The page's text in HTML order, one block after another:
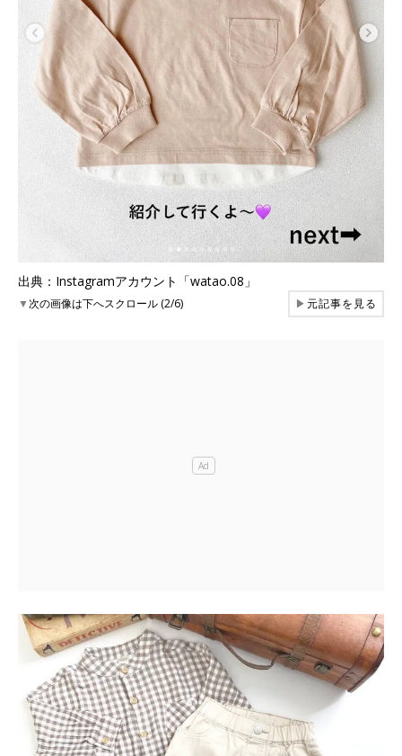
出典：Instagramアカウント「watao.08」
▼次の画像は下へスクロール (2/6) ▶元記事を見る